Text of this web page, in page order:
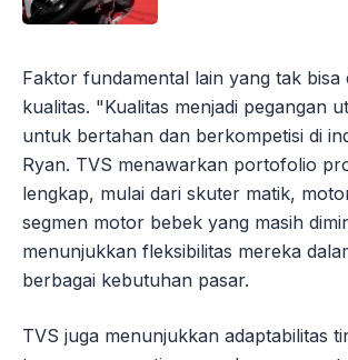
Faktor fundamental lain yang tak bisa
kualitas. "Kualitas menjadi pegangan
untuk bertahan dan berkompetisi di
Ryan. TVS menawarkan portofolio
lengkap, mulai dari skuter matik,
segmen motor bebek yang masih
menunjukkan fleksibilitas mereka
berbagai kebutuhan pasar.
TVS juga menunjukkan adaptabilitas